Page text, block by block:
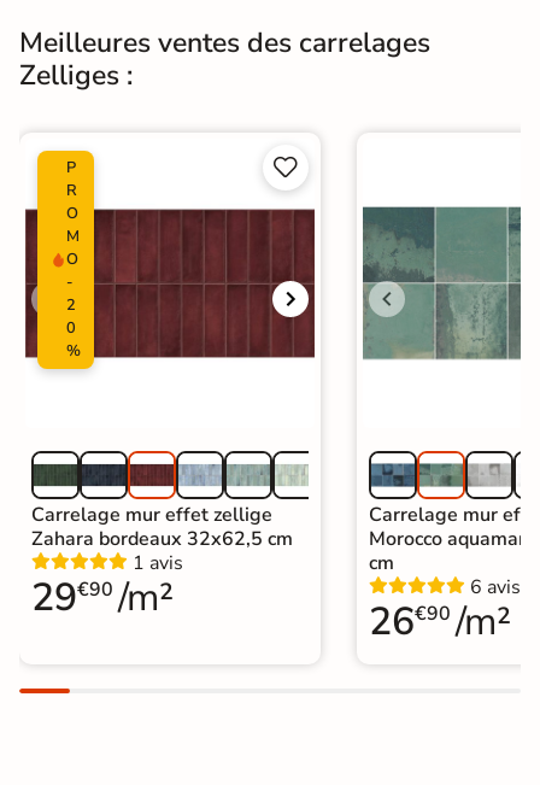
Meilleures ventes des carrelages
Zelliges :
P
R
O
M
O
-
2
0
%


Carrelage mur effet zellige
Zahara bordeaux 32x62,5 cm
1 avis
29€90 /m²
Carrelage mur
Morocco
cm
6 avis
26€90 /m²